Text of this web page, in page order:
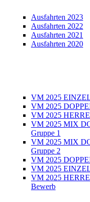
Ausfahrten 2023
Ausfahrten 2022
Ausfahrten 2021
Ausfahrten 2020
VM 2025
VM 2025
VM 2025
VM 2025 MIX
Gruppe 1
VM 2025 MIX
Gruppe 2
VM 2025
VM 2025
VM 2025
Bewerb